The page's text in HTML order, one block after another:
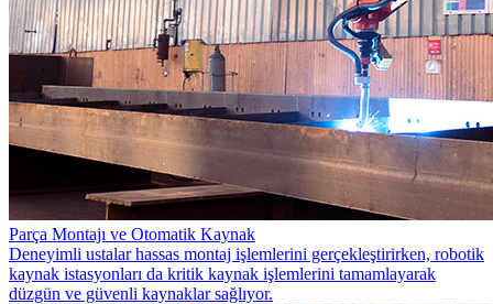
Parça Montajı ve Otomatik Kaynak
Deneyimli ustalar hassas montaj işlemlerini gerçekleştirirken, robotik
kaynak istasyonları da kritik kaynak işlemlerini tamamlayarak
düzgün ve güvenli kaynaklar sağlıyor.